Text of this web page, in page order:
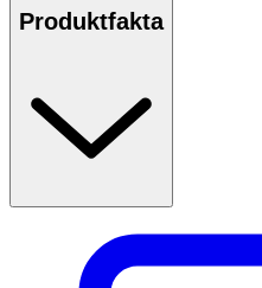
Produktfakta